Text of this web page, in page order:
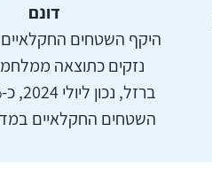
דונם
היקף השטחים
נזקים כתוצאה
השטחים החקלאיים